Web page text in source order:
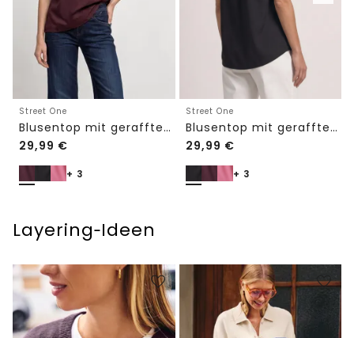
Street One
Blusentop mit gerafftem Rundhals
29,99 €
+ 3
Street One
Blusentop mit gerafftem Rundhals
29,99 €
+ 3
Layering‑Ideen